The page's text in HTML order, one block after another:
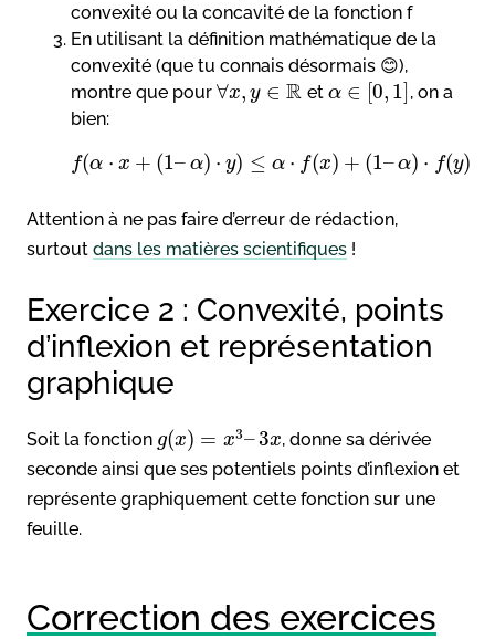
convexité ou la concavité de la fonction f
En utilisant la définition mathématique de la
convexité (que tu connais désormais 😊),
montre que pour ∀x, y ∈ R et α ∈ [0, 1 , on a
bien:
f(α ⋅ x + (1– α) ⋅ y) ≤ α ⋅ f(x) + (1–α) ⋅ f(y)
Attention à ne pas faire d’erreur de rédaction,
surtout dans les matières scientifiques !
Exercice 2 : Convexité, points
d’inflexion et représentation
graphique
Soit la fonction g(x) = x3–3x, donne sa dérivée
seconde ainsi que ses potentiels points d’inflexion et
représente graphiquement cette fonction sur une
feuille.
Correction des exercices